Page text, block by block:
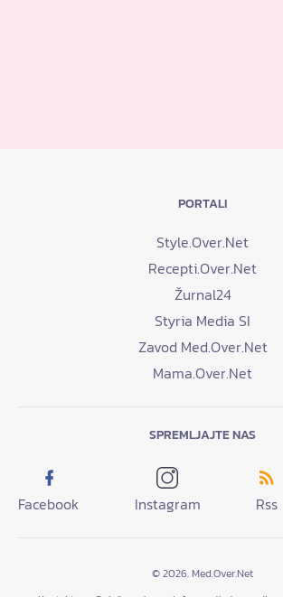
PORTALI
Style.Over.Net
Recepti.Over.Net
Žurnal24
Styria Media SI
Zavod Med.Over.Net
Mama.Over.Net
SPREMLJAJTE NAS
Facebook Instagram Rss
© 2026. Med.Over.Net